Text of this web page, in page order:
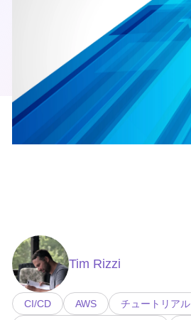
Tim Rizzi
CI/CD AWS
チュートリアル